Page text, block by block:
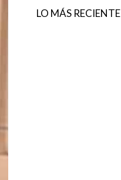
LO MÁS RECIENTE